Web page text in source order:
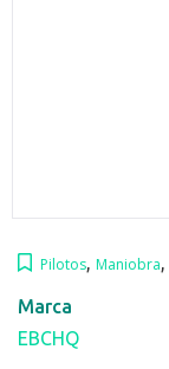
Pilotos, Maniobra,
Marca
EBCHQ